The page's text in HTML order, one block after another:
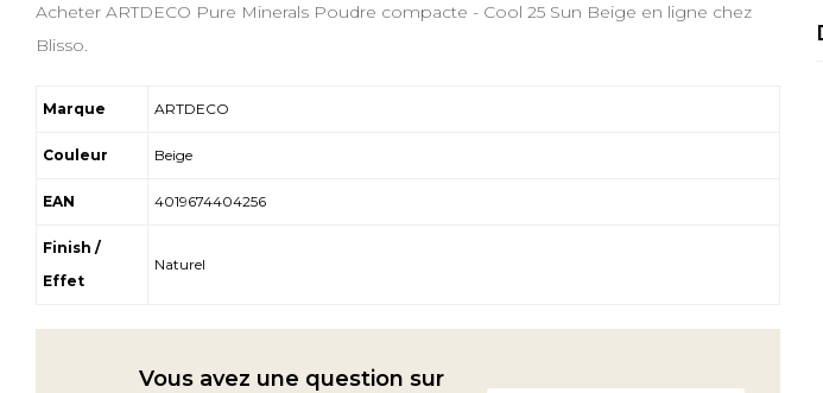
Acheter ARTDECO Pure Minerals Poudre compacte - Cool 25 Sun Beige en ligne chez
Blisso.
Marque ARTDECO
Couleur Beige
EAN 4019674404256
Finish /
Effet
Naturel
Vous avez une question sur